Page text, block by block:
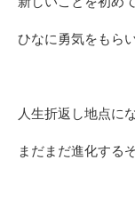
ひなに勇気をもら
人生折返し地点に
まだまだ進化する